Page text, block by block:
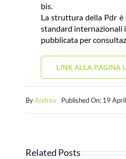
bis.
La struttura della Pdr
standard internazionali
pubblicata per
LINK ALLA PAGINA
ByAndrea Published On: 19
Related Posts